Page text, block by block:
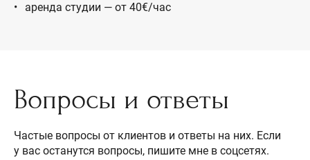
аренда студии — от 40€/час
Вопросы и ответы
Частые вопросы от клиентов и ответы на них. Если
у вас останутся вопросы, пишите мне в соцсетях.